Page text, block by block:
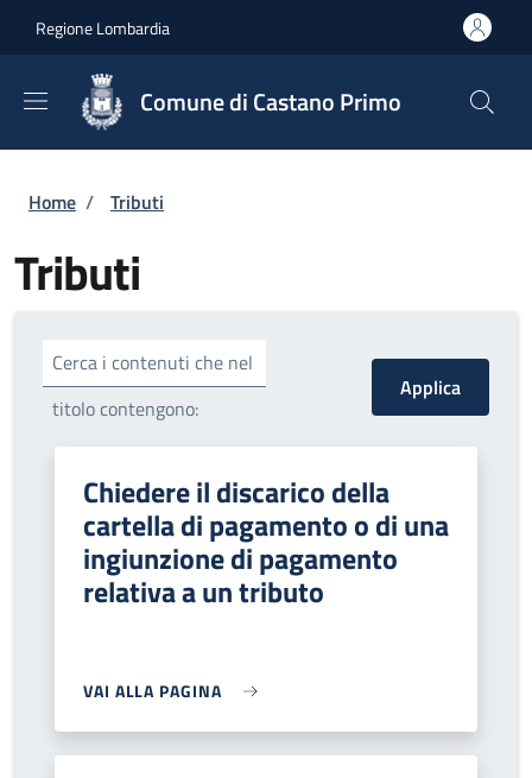
Regione Lombardia
Comune di Castano Primo
Briciole di pane
Home / Tributi
Tributi
Cerca i contenuti che nel
titolo contengono:
Chiedere il discarico della
cartella di pagamento o di una
ingiunzione di pagamento
relativa a un tributo
VAI ALLA PAGINA